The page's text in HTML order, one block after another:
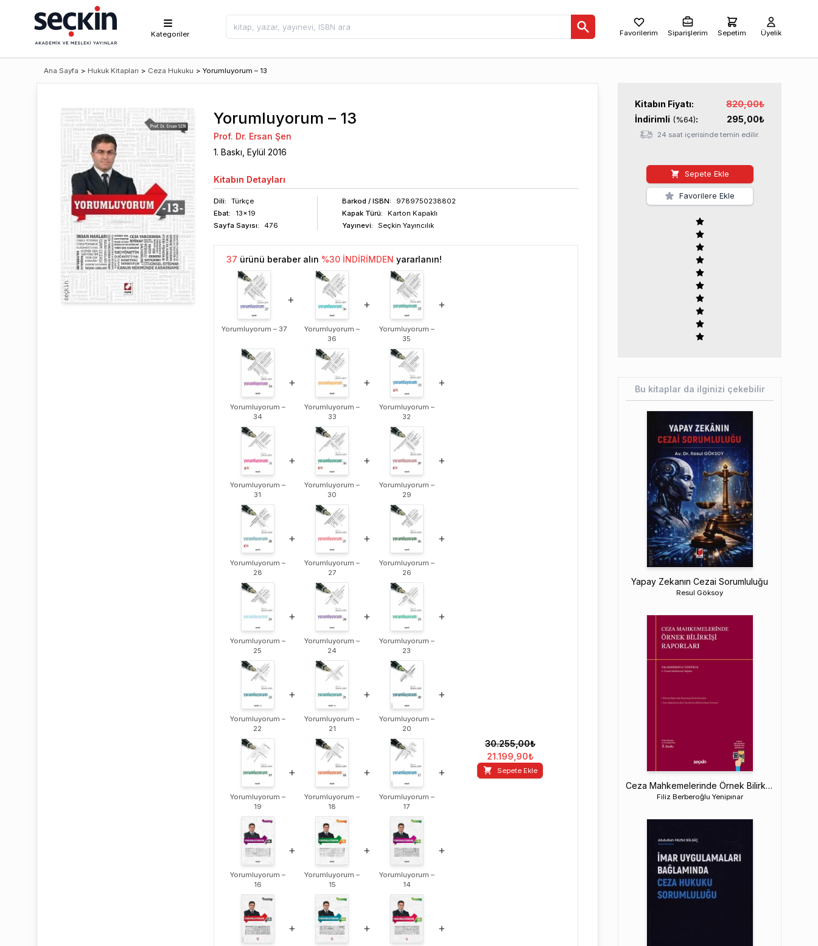
Kategoriler Favorilerim Siparişlerim Sepetim Üyelik
Ana Sayfa > Hukuk Kitapları > Ceza Hukuku > Yorumluyorum – 13
Yorumluyorum – 13
Prof. Dr. Ersan Şen
1. Baskı, Eylül 2016
Kitabın Detayları
Dili:
Türkçe
Ebat:
13x19
Sayfa Sayısı: 476
Barkod / ISBN:
9789750238802
Kapak Türü:
Karton Kapaklı
Yayınevi:
Seçkin Yayıncılık
37 ürünü beraber alın %30İNDİRİMDEN yararlanın!
Yorumluyorum – 37
+
Yorumluyorum –
36
+
Yorumluyorum –
35
+
Yorumluyorum –
34
+
Yorumluyorum –
33
+
Yorumluyorum –
32
+
Yorumluyorum –
31
+
Yorumluyorum –
30
+
Yorumluyorum –
29
+
Yorumluyorum –
28
+
Yorumluyorum –
27
+
Yorumluyorum –
26
+
Yorumluyorum –
25
+
Yorumluyorum –
24
+
Yorumluyorum –
23
+
Yorumluyorum –
22
+
Yorumluyorum –
21
+
Yorumluyorum –
20
+
Yorumluyorum –
19
+
Yorumluyorum –
18
+
Yorumluyorum –
17
+
Yorumluyorum –
16
+
Yorumluyorum –
15
+
Yorumluyorum –
14
+
+ + +
30.255,00₺
21.199,90₺
Sepete Ekle
Kitabın Fiyatı: 820,00₺
İndirimli (%64): 295,00₺
24 saat içerisinde temin edilir.
Sepete Ekle
Favorilere Ekle
Bu kitaplar da ilginizi çekebilir
Yapay Zekanın Cezai Sorumluluğu
Resul Göksoy
Ceza Mahkemelerinde Örnek Bilirkişi Raporları
Filiz Berberoğlu Yenipınar